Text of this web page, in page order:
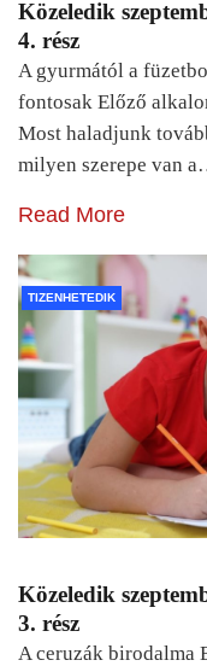
Közeledik
4. rész
A gyurmától a
fontosak Előző
Most haladjunk
milyen szerepe van
Read More
TIZENHETEDIK
Közeledik
3. rész
A ceruzák birodalma